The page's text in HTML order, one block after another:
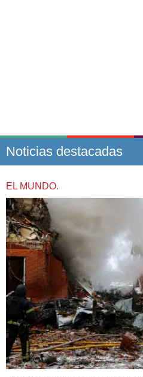
Noticias destacadas
EL MUNDO.